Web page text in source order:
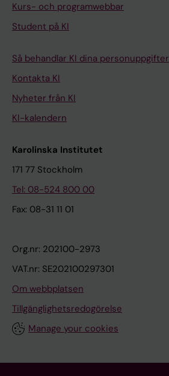
Kurs- och programwebbar
Student på KI
Så behandlar KI dina personuppgifter
Kontakta KI
Nyheter från KI
KI-kalendern
Karolinska Institutet
171 77 Stockholm
Tel: 08-524 800 00
Fax: 08-31 11 01
Org.nr: 202100-2973
VAT.nr: SE202100297301
Om webbplatsen
Tillgänglighetsredogörelse
Manage your cookies